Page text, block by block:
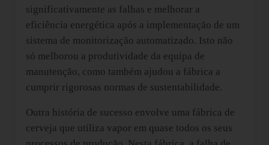
significativamente as falhas e melhorar a
eficiência energética após a implementação de um
sistema de monitorização automatizado. Isto não
só melhorou a produtividade da equipa de
manutenção, como também ajudou a fábrica a
cumprir rigorosas normas de sustentabilidade.
Outra história de sucesso envolve uma fábrica de
cerveja que utiliza vapor em quase todos os seus